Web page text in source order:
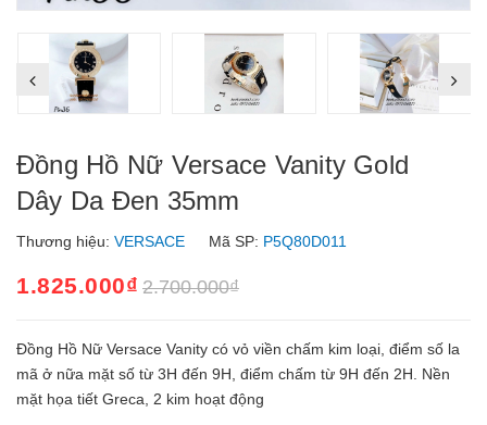
Đồng Hồ Nữ Versace Vanity Gold
Dây Da Đen 35mm
Thương hiệu: VERSACE Mã SP: P5Q80D011
1.825.000₫ 2.700.000₫
Đồng Hồ Nữ Versace Vanity có vỏ viền chấm kim loại, điểm số la
mã ở nữa mặt số từ 3H đến 9H, điểm chấm từ 9H đến 2H. Nền
mặt họa tiết Greca, 2 kim hoạt động